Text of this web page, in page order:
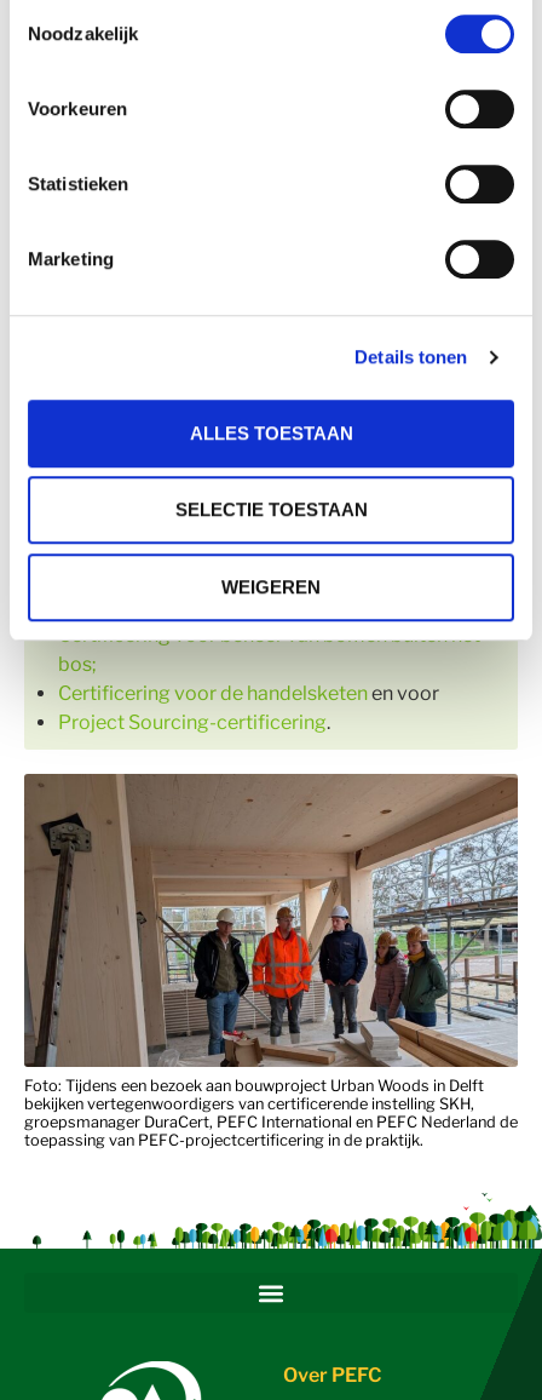
Noodzakelijk
Voorkeuren
Statistieken
Marketing
Details tonen
ALLES TOESTAAN
SELECTIE TOESTAAN
WEIGEREN
hoeven te worden ingevoerd en vervolgens tussen
Internaitonal kunnen worden uitgewisseld. Dit werd
door de deelnemers positief ontvangen.
De bijeenkomst onderstreepte opnieuw de waarde van
regelmatig overleg tussen certificeerders,
ervaringen, vragen en praktijkinzichten met elkaar te
delen, ontstaat een beter beeld van de uitdagingen en
kansen binnen certificering. De besproken
onderwerpen.
Informatie over mogelijke
certificeringen
Certificering voor beheer van bomen buiten het
bos;
Certificering voor de handelsketenen voor
Project Sourcing-certificering.
Foto: Tijdens een bezoek aan bouwproject Urban Woods in Delft
bekijken vertegenwoordigers van certificerende instelling SKH,
groepsmanager DuraCert, PEFC International en PEFC Nederland de
toepassing van PEFC-projectcertificering in de praktijk.
Over PEFC